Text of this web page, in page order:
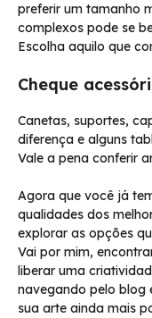
preferir um tamanho
complexos pode se
Escolha aquilo que
Cheque
Canetas, suportes,
diferença e alguns
Vale a pena conferir
Agora que você já
qualidades dos
explorar as opções
Vai por mim,
liberar uma
navegando pelo blog
sua arte ainda mais